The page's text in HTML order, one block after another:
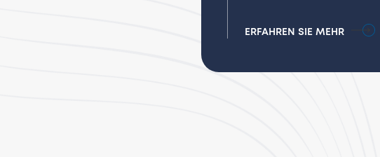
ERFAHREN SIE MEHR